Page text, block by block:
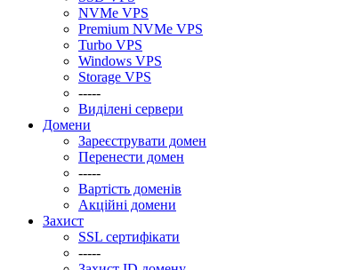
NVMe VPS
Premium NVMe VPS
Turbo VPS
Windows VPS
Stоrage VPS
-----
Виділені сервери
Домени
Зареєструвати домен
Перенести домен
-----
Вартість доменів
Акційні домени
Захист
SSL сертифікати
-----